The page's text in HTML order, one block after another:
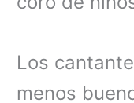
Los
menos